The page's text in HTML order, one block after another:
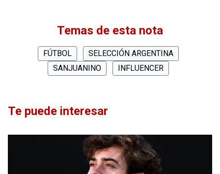
Temas de esta nota
FÚTBOL
SELECCIÓN ARGENTINA
SANJUANINO
INFLUENCER
Te puede interesar